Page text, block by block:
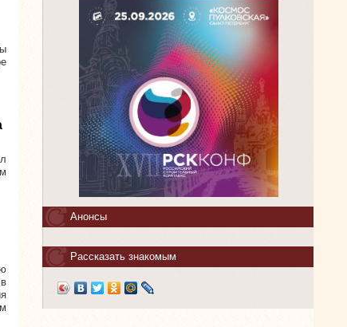
Анонсы
Рассказать знакомым